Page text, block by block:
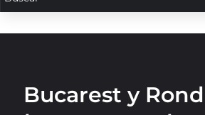
Bucarest y